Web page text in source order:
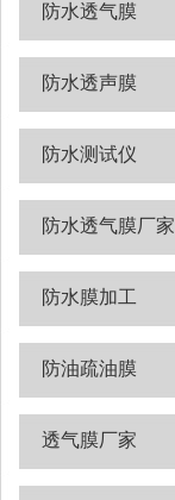
防水透气膜
防水透声膜
防水测试仪
防水透气膜厂家
防水膜加工
防油疏油膜
透气膜厂家